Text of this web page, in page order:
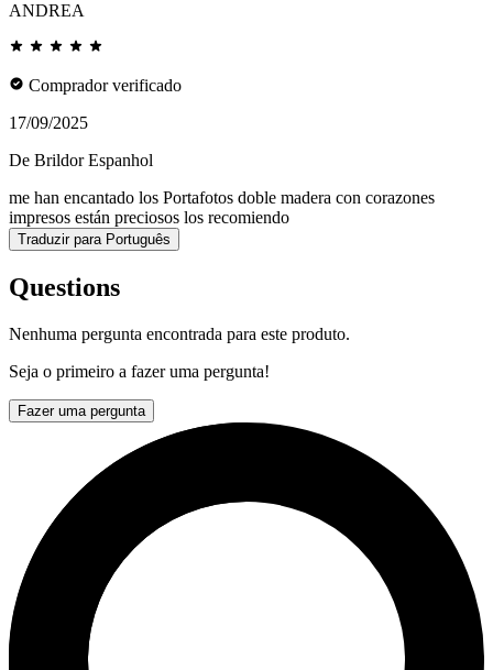
ANDREA
Comprador verificado
17/09/2025
De Brildor Espanhol
me han encantado los Portafotos doble madera con corazones
impresos están preciosos los recomiendo
Traduzir para Português
Questions
Nenhuma pergunta encontrada para este produto.
Seja o primeiro a fazer uma pergunta!
Fazer uma pergunta